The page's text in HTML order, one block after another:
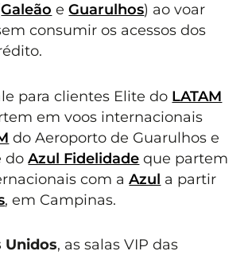
Galeão eGuarulhos) ao voar
consumir os acessos dos
para clientes Elite do LATAM
em voos internacionais
do Aeroporto de Guarulhos e
doAzul Fidelidade que partem
com aAzul a partir
, em Campinas.
Unidos, as salas VIP das